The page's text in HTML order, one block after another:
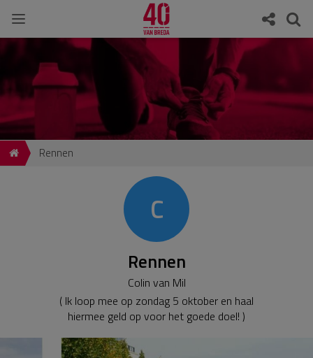
Rennen
C
Rennen
Colin van Mil
( Ik loop mee op zondag 5 oktober en haal
hiermee geld op voor het goede doel! )